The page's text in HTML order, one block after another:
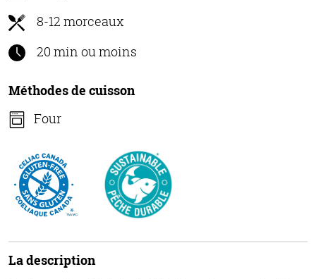
8-12 morceaux
20 min ou moins
Méthodes de cuisson
Four
La description